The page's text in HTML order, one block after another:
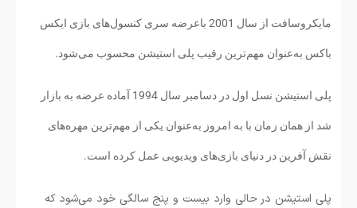
مایکروسافت از سال 2001 باعرضه سری کنسول‌های بازی ایکس
باکس به‌عنوان مهم‌ترین رقیب پلی استیشن محسوب می‌شود.
پلی استیشن نسل اول در دسامبر سال 1994 آماده عرضه به بازار
شد از همان زمان با به امروز به‌عنوان یکی از مهم‌ترین مهره‌های
نقش آفرین در دنیای بازی‌های ویدیویی عمل کرده است.
پلی استیشن در حالی وارد بیست و پنج سالگی خود می‌شود که